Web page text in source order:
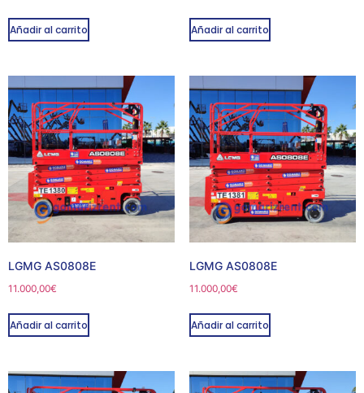
Añadir al carrito Añadir al carrito
LGMG AS0808E
11.000,00€
Añadir al carrito
LGMG AS0808E
11.000,00€
Añadir al carrito